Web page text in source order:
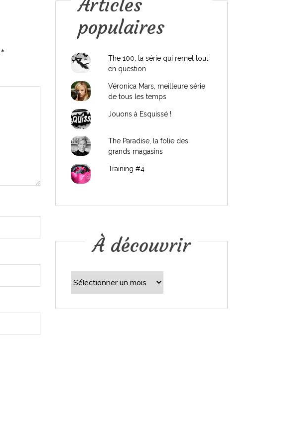
*
populaires
The 100, la série qui remet tout
en question
Véronica Mars, meilleure série
de tous les temps
Jouons à Esquissé !
The Paradise, la folie des
grands magasins
Training #4
À découvrir
découvrir